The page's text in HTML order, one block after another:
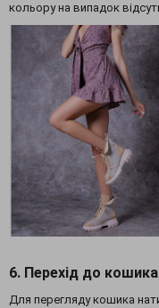
кольору на випадок
6. Перехід до кошика
Для перегляду кошика